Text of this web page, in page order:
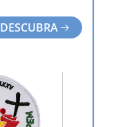
DESCUBRA